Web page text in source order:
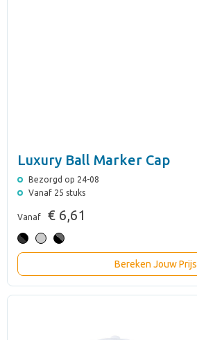
Luxury Ball Marker Cap
Bezorgd op 24-08
Vanaf 25 stuks
Vanaf € 6,61
Bereken Jouw Prijs